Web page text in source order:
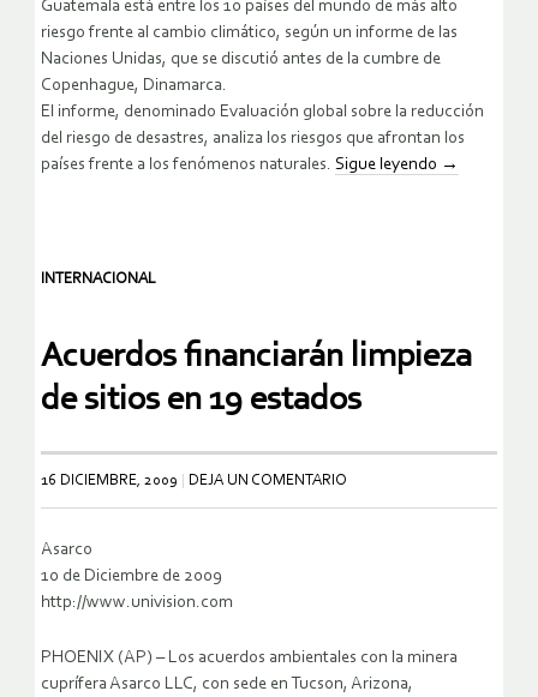
Guatemala está entre los 10 países del mundo de más alto
riesgo frente al cambio climático, según un informe de las
Naciones Unidas, que se discutió antes de la cumbre de
Copenhague, Dinamarca.
El informe, denominado Evaluación global sobre la reducción
del riesgo de desastres, analiza los riesgos que afrontan los
países frente a los fenómenos naturales. Sigue leyendo →
INTERNACIONAL
Acuerdos financiarán limpieza
de sitios en 19 estados
16 DICIEMBRE, 2009 DEJA UN COMENTARIO
Asarco
10 de Diciembre de 2009
http://www.univision.com
PHOENIX (AP) – Los acuerdos ambientales con la minera
cuprífera Asarco LLC, con sede en Tucson, Arizona,